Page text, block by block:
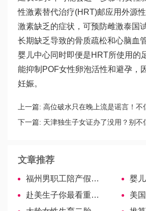
性激素替代治疗(HRT)邮应用外源
激素缺乏的症状，可预防雌激泰国
长期缺乏导致的骨质疏松和心脑血
婴儿中心同时即便是HRT所使用的
能抑制POF女性卵泡活性和避孕，
妊娠。
上一篇: 高位破水只在晚上流是谣言！不
经历
下一篇: 天津独生子女证办了没用？别不
文章推荐
福州男职工陪产假敲定，15天含周末！
婴儿爽身
赴美生子你最看重哪一点
美国试管